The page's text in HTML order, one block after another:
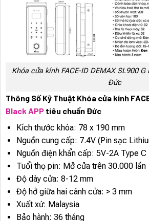
Khóa cửa kính FACE-ID DEMAX SL900
Đức
Thông Số Kỹ Thuật Khóa cửa kính
Black APP tiêu chuẩn Đức
Kích thước khóa: 78 x 190 mm
Nguồn cung cấp: 7.4V (Pin sạc
Nguồn điện khẩn cấp: 5V-2A Type C
Tuổi thọ pin: Mở cửa trên 30.000 lần
Độ dày cửa: 8-12 mm
Độ hở giữa hai cánh cửa: > 3 mm
Xuất xứ: Malaysia
Bảo hành: 36 tháng